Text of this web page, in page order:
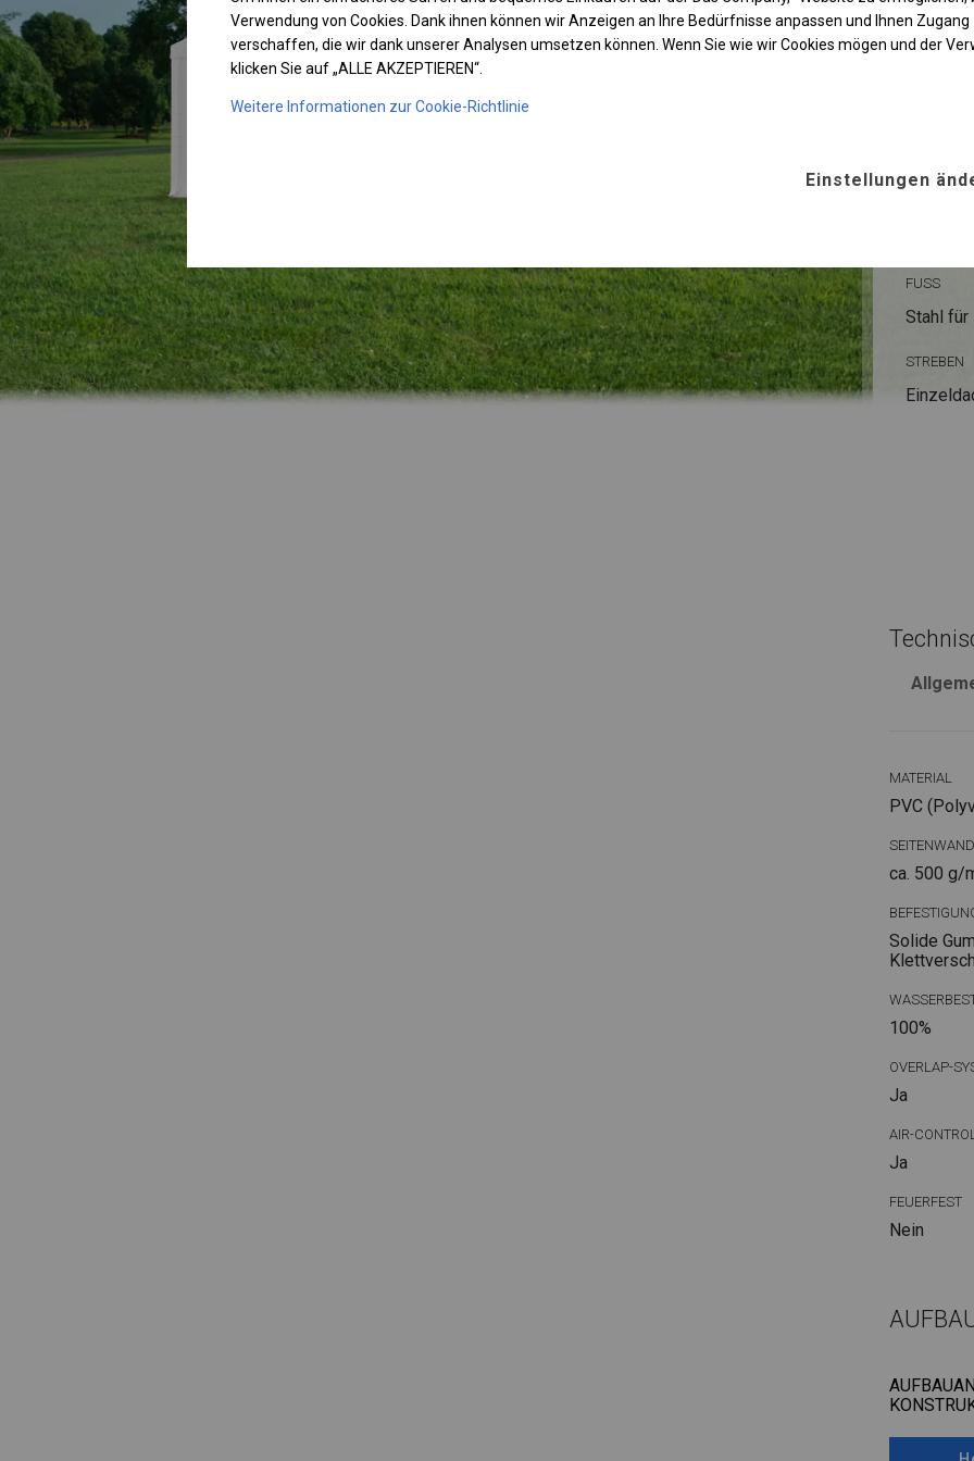
FUSS
Stahl für
STREBEN
MATERIAL
PVC
ca. 500 g/
Solide
100%
OVERLAP-
Ja
AIR-
Ja
FEUERFEST
Nein
Verwendung von Cookies. Dank ihnen können wir Anzeigen an Ihre Bedürfnisse anpassen und Ihnen
verschaffen, die wir dank unserer Analysen umsetzen können. Wenn Sie wie wir Cookies mögen und der
klicken Sie auf „ALLE AKZEPTIEREN“.
Weitere Informationen zur Cookie-Richtlinie
Einstellungen